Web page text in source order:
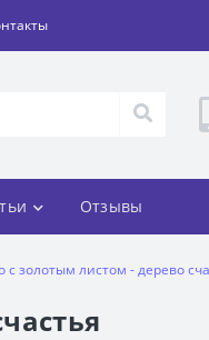
Отзывы
с золотым листом - дерево